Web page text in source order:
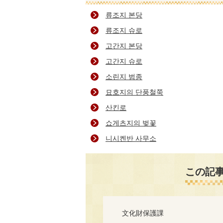
류조지 본당
류조지 슈로
고간지 본당
고간지 슈로
소린지 범종
묘호지의 단풍철쭉
산킨로
쇼게츠지의 벚꽃
니시켄반 사무소
この記
文化財保護課